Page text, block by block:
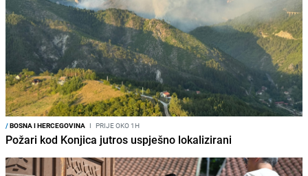
/BOSNA I HERCEGOVINA I PRIJE OKO 1H
Požari kod Konjica jutros uspješno lokalizirani